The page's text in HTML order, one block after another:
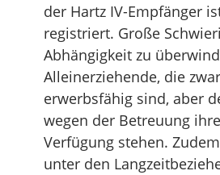
der Hartz IV-Empfänger
registriert. Große
Abhängigkeit zu
Alleinerziehende, die
erwerbsfähig sind, aber
wegen der Betreuung
Verfügung stehen.
unter den